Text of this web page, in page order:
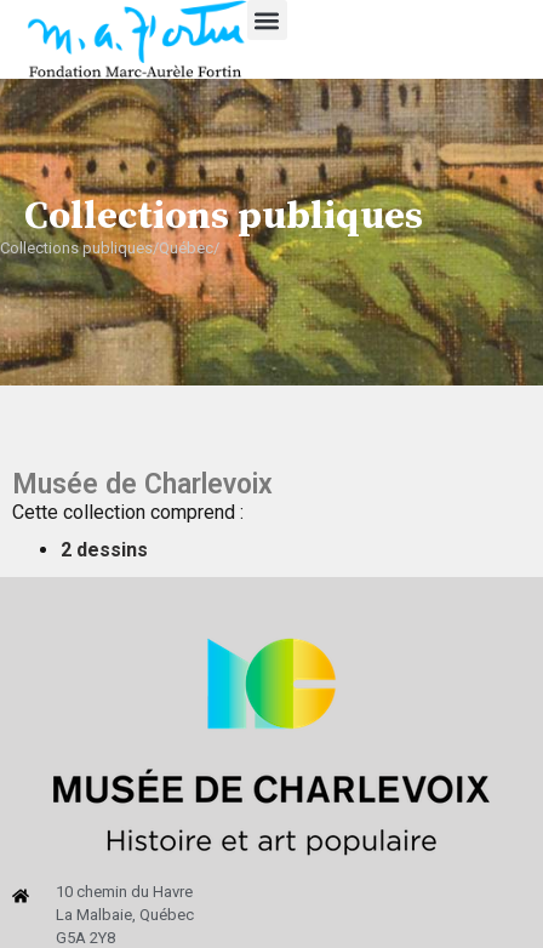
Collections publiques
Collections publiques/Québec/
Musée de Charlevoix
Cette collection comprend :
2 dessins
10 chemin du Havre
La Malbaie, Québec
G5A 2Y8